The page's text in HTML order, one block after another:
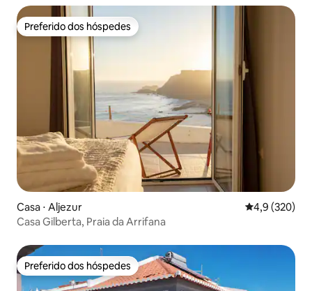
Preferido dos hóspedes
Preferido dos hóspedes
Casa ⋅ Aljezur 4,9 de uma
4,9 (320)
Casa Gilberta, Praia da Arrifana
Preferido dos hóspedes
Preferido dos hóspedes